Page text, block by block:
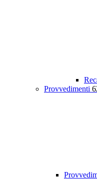
Provvedimenti